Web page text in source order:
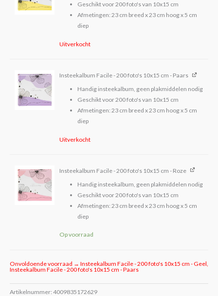
Geschikt voor 200 foto's van 10x15 cm
Afmetingen: 23 cm breed x 23 cm hoog x 5 cm
diep
Uitverkocht
Insteekalbum Facile - 200 foto's 10x15 cm - Paars
Handig insteekalbum, geen plakmiddelen nodig
Geschikt voor 200 foto's van 10x15 cm
Afmetingen: 23 cm breed x 23 cm hoog x 5 cm
diep
Uitverkocht
Insteekalbum Facile - 200 foto's 10x15 cm - Roze
Handig insteekalbum, geen plakmiddelen nodig
Geschikt voor 200 foto's van 10x15 cm
Afmetingen: 23 cm breed x 23 cm hoog x 5 cm
diep
Op voorraad
Onvoldoende voorraad → Insteekalbum Facile - 200 foto's 10x15 cm - Geel,
Insteekalbum Facile - 200 foto's 10x15 cm - Paars
Artikelnummer: 4009835172629